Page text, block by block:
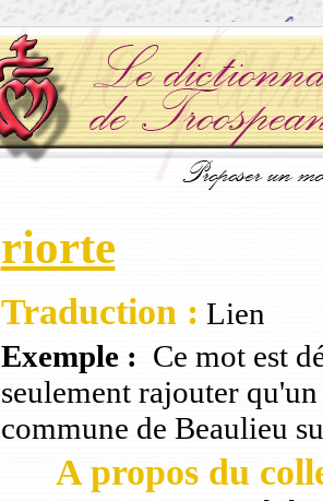
riorte
Traduction : Lien
Exemple : Ce mot est
seulement rajouter
commune de Beaulieu
A propos du